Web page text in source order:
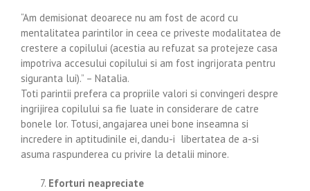
“Am demisionat deoarece nu am fost de acord cu
mentalitatea parintilor in ceea ce priveste modalitatea de
crestere a copilului (acestia au refuzat sa protejeze casa
impotriva accesului copilului si am fost ingrijorata pentru
siguranta lui).” – Natalia.
Toti parintii prefera ca propriile valori si convingeri despre
ingrijirea copilului sa fie luate in considerare de catre
bonele lor. Totusi, angajarea unei bone inseamna si
incredere in aptitudinile ei, dandu-i libertatea de a-si
asuma raspunderea cu privire la detalii minore.
Eforturi neapreciate